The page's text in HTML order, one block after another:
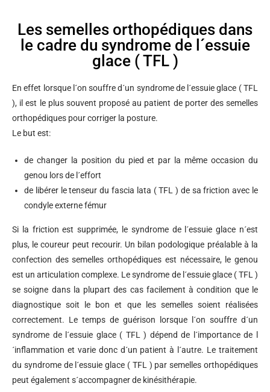
Les semelles orthopédiques dans
le cadre du syndrome de l´essuie
glace ( TFL )
En effet lorsque l´on souffre d´un syndrome de l´essuie glace ( TFL
), il est le plus souvent proposé au patient de porter des semelles
orthopédiques pour corriger la posture.
Le but est:
de changer la position du pied et par la même occasion du
genou lors de l´effort
de libérer le tenseur du fascia lata ( TFL ) de sa friction avec le
condyle externe fémur
Si la friction est supprimée, le syndrome de l´essuie glace n´est
plus, le coureur peut recourir. Un bilan podologique préalable à la
confection des semelles orthopédiques est nécessaire, le genou
est un articulation complexe. Le syndrome de l´essuie glace ( TFL )
se soigne dans la plupart des cas facilement à condition que le
diagnostique soit le bon et que les semelles soient réalisées
correctement. Le temps de guérison lorsque l´on souffre d´un
syndrome de l´essuie glace ( TFL ) dépend de l´importance de l
´inflammation et varie donc d´un patient à l´autre. Le traitement
du syndrome de l´essuie glace ( TFL ) par semelles orthopédiques
peut également s´accompagner de kinésithérapie.